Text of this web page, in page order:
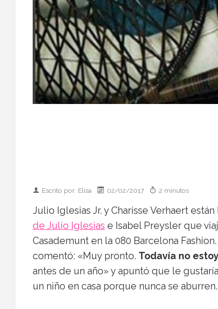
Escrito por: Elisa 02/02/2017 2 minutos
Julio Iglesias Jr. y Charisse Verhaert
de Julio Iglesias e Isabel Preysler que
Casademunt en la 080 Barcelona
comentó: «Muy pronto. Todavía no
antes de un año» y apuntó que le
un niño en casa porque nunca se aburren.